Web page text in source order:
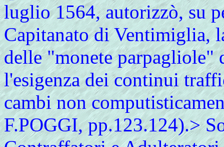
luglio 1564, autorizzò, su
Capitanato di Ventimiglia,
delle "monete parpagliole"
l'esigenza dei continui
cambi non
F.POGGI, pp.123.124).>